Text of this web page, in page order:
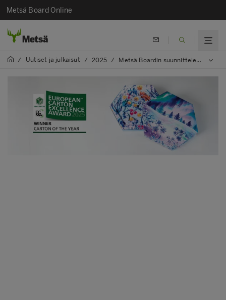
Metsä Board Online
/ Uutiset ja julkaisut / 2025 / Metsä Boardin suunnittelema LUMENEn kauneusjoulukalenteri voitti "Carton of the Year" -palkinnon